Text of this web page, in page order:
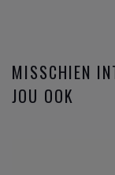
MISSCHIEN
JOU OOK